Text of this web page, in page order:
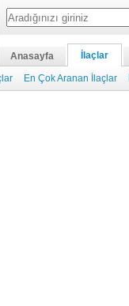
Anasayfa İlaçlar
En Çok Aranan İlaçlar